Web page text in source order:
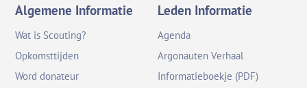
Algemene Informatie
Wat is Scouting?
Opkomsttijden
Word donateur
Leden Informatie
Agenda
Argonauten Verhaal
Informatieboekje (PDF)